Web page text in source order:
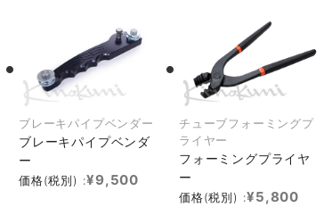
ブレーキパイプベンダー
ブレーキパイプベンダ
ー
価格(税別) :¥9,500
チューブフォーミングプ
ライヤー
フォーミングプライヤ
ー
価格(税別) :¥5,800